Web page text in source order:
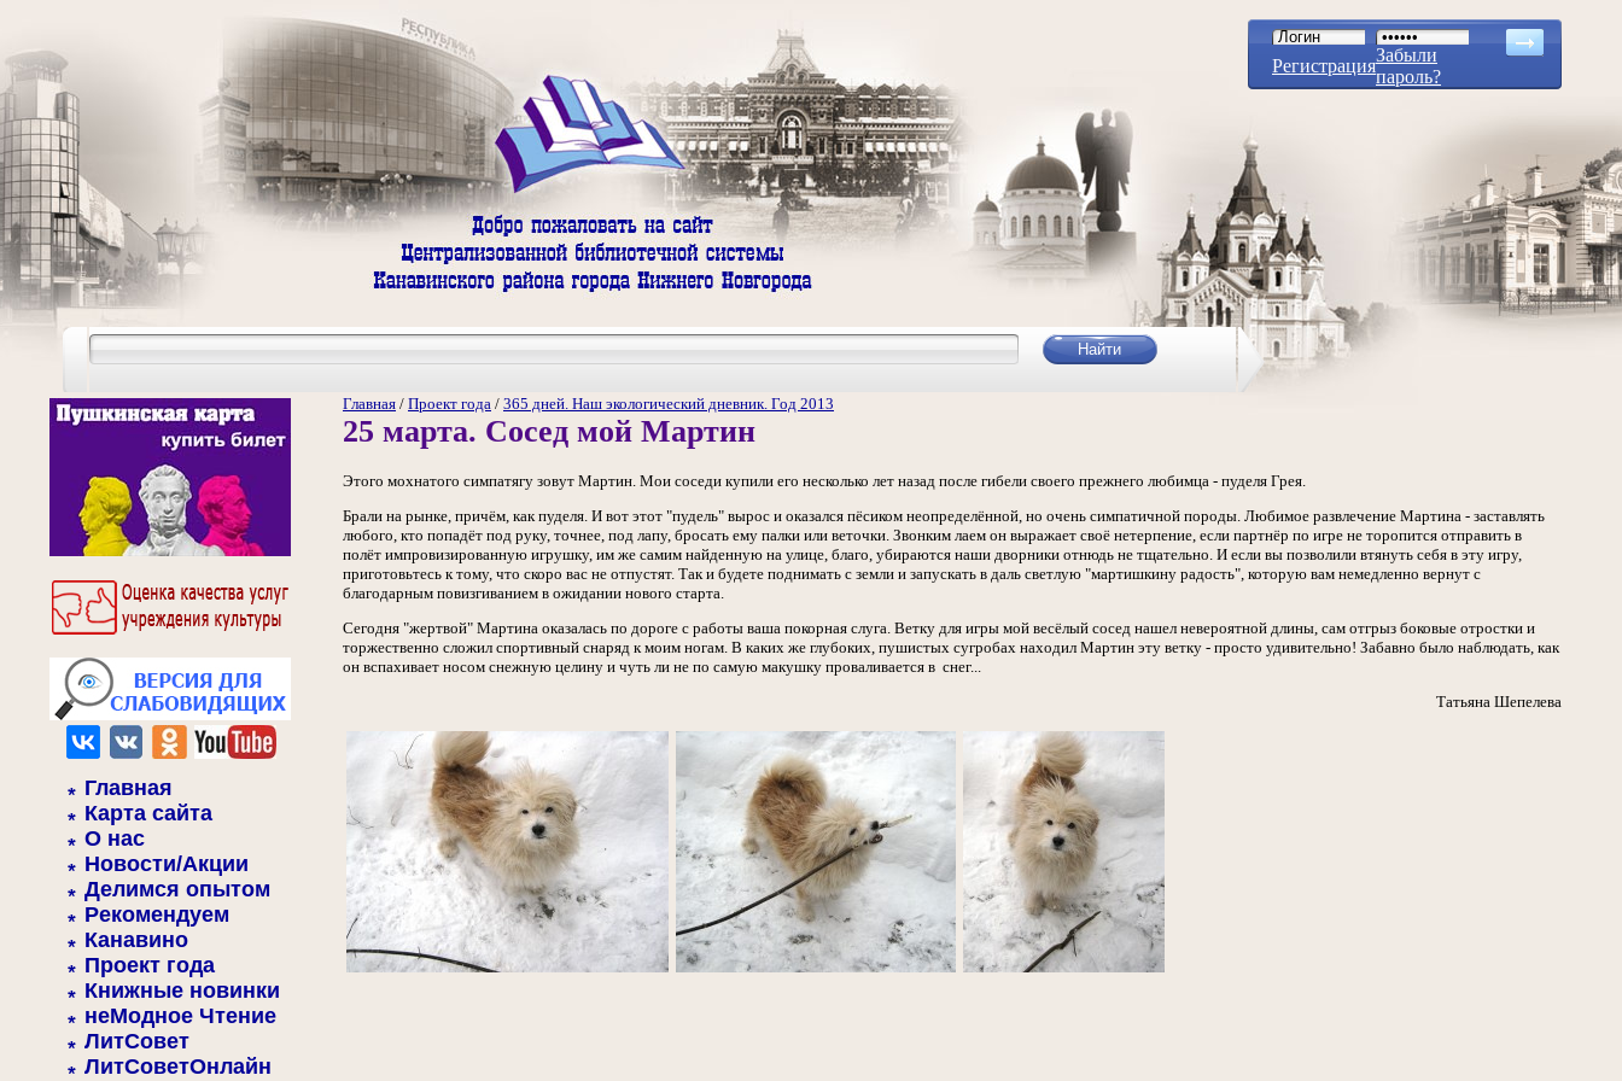
Регистрация
Забыли
пароль?
Главная
Карта сайта
О нас
Новости/Акции
Делимся опытом
Рекомендуем
Канавино
Проект года
Книжные новинки
неМодное Чтение
ЛитСовет
ЛитСоветОнлайн
Главная / Проект года / 365 дней. Наш экологический дневник. Год 2013
25 марта. Сосед мой Мартин
Этого мохнатого симпатягу зовут Мартин. Мои соседи купили его несколько лет назад после гибели своего прежнего любимца - пуделя Грея.
Брали на рынке, причём, как пуделя. И вот этот "пудель" вырос и оказался пёсиком неопределённой, но очень симпатичной породы. Любимое развлечение Мартина - заставлять
любого, кто попадёт под руку, точнее, под лапу, бросать ему палки или веточки. Звонким лаем он выражает своё нетерпение, если партнёр по игре не торопится отправить в
полёт импровизированную игрушку, им же самим найденную на улице, благо, убираются наши дворники отнюдь не тщательно. И если вы позволили втянуть себя в эту игру,
приготовьтесь к тому, что скоро вас не отпустят. Так и будете поднимать с земли и запускать в даль светлую "мартишкину радость", которую вам немедленно вернут с
благодарным повизгиванием в ожидании нового старта.
Сегодня "жертвой" Мартина оказалась по дороге с работы ваша покорная слуга. Ветку для игры мой весёлый сосед нашел невероятной длины, сам отгрыз боковые отростки и
торжественно сложил спортивный снаряд к моим ногам. В каких же глубоких, пушистых сугробах находил Мартин эту ветку - просто удивительно! Забавно было наблюдать, как
он вспахивает носом снежную целину и чуть ли не по самую макушку проваливается в снег...
Татьяна Шепелева